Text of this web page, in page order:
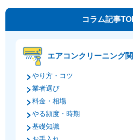
コラム記事
エアコンクリーニング
やり方・コツ
業者選び
料金・相場
やる頻度・時期
基礎知識